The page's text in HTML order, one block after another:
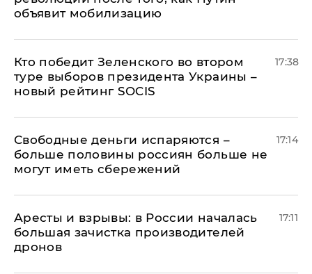
объявит мобилизацию
Кто победит Зеленского во втором
туре выборов президента Украины –
новый рейтинг SOCIS
17:38
Свободные деньги испаряются –
больше половины россиян больше не
могут иметь сбережений
17:14
Аресты и взрывы: в России началась
большая зачистка производителей
дронов
17:11